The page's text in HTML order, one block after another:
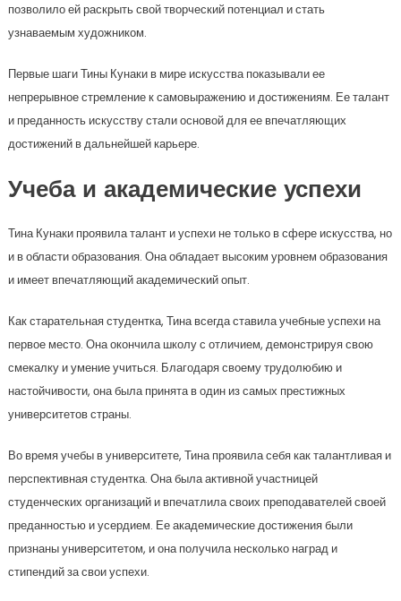
позволило ей раскрыть свой творческий потенциал и стать
узнаваемым художником.
Первые шаги Тины Кунаки в мире искусства показывали ее
непрерывное стремление к самовыражению и достижениям. Ее талант
и преданность искусству стали основой для ее впечатляющих
достижений в дальнейшей карьере.
Учеба и академические успехи
Тина Кунаки проявила талант и успехи не только в сфере искусства, но
и в области образования. Она обладает высоким уровнем образования
и имеет впечатляющий академический опыт.
Как старательная студентка, Тина всегда ставила учебные успехи на
первое место. Она окончила школу с отличием, демонстрируя свою
смекалку и умение учиться. Благодаря своему трудолюбию и
настойчивости, она была принята в один из самых престижных
университетов страны.
Во время учебы в университете, Тина проявила себя как талантливая и
перспективная студентка. Она была активной участницей
студенческих организаций и впечатлила своих преподавателей своей
преданностью и усердием. Ее академические достижения были
признаны университетом, и она получила несколько наград и
стипендий за свои успехи.